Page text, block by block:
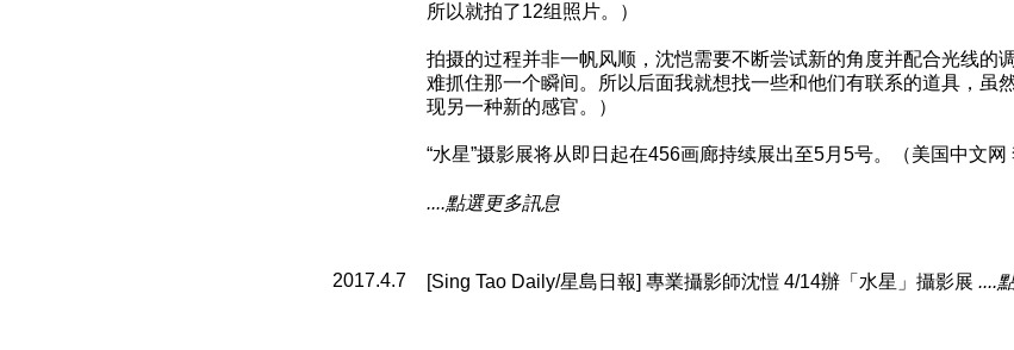
所以就拍了12组照片。）
拍摄的过程并非一帆风顺，沈恺需要不断尝试新的角度并配合光线的
难抓住那一个瞬间。所以后面我就想找一些和他们有联系的道具，虽
现另一种新的感官。）
“水星”摄影展将从即日起在456画廊持续展出至5月5号。（美国中文网
....點選更多訊息
2017.4.7 [Sing Tao Daily/星島日報] 專業攝影師沈愷 4/14辦「水星」攝影展 ....